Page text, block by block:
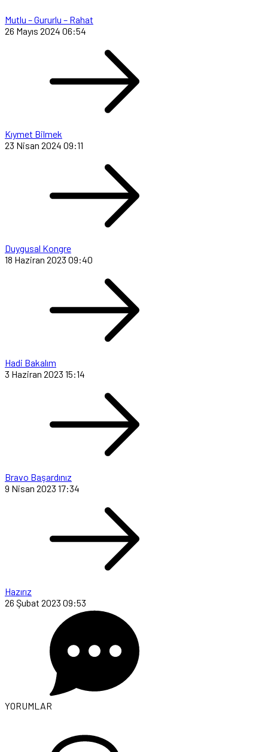
Mutlu – Gururlu – Rahat
26 Mayıs 2024 06:54
Kıymet Bilmek
23 Nisan 2024 09:11
Duygusal Kongre
18 Haziran 2023 09:40
Hadi Bakalım
3 Haziran 2023 15:14
Bravo Başardınız
9 Nisan 2023 17:34
Hazırız
26 Şubat 2023 09:53
YORUMLAR